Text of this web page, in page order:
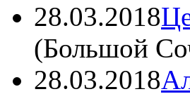
28.03.2018
(Большой
28.03.2018